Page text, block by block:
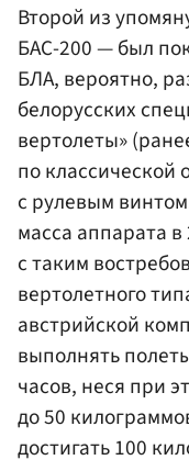
Второй из
БАС-200 — был
БЛА, вероятно,
белорусских
вертолеты»
по классической
с рулевым
масса аппарата в
с таким
вертолетного
австрийской
выполнять
часов, неся при
до 50
достигать 100